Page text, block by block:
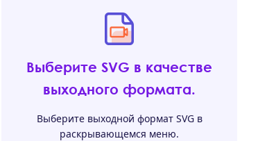
Выберите SVG в качестве
выходного формата.
Выберите выходной формат SVG в
раскрывающемся меню.